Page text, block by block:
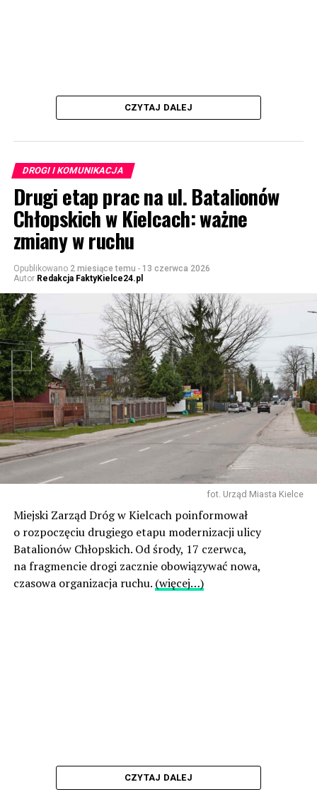
CZYTAJ DALEJ
DROGI I KOMUNIKACJA
Drugi etap prac na ul. Batalionów
Chłopskich w Kielcach: ważne
zmiany w ruchu
Opublikowano 2 miesiące temu - 13 czerwca 2026
Autor Redakcja FaktyKielce24.pl
fot. Urząd Miasta Kielce
Miejski Zarząd Dróg w Kielcach poinformował
o rozpoczęciu drugiego etapu modernizacji ulicy
Batalionów Chłopskich. Od środy, 17 czerwca,
na fragmencie drogi zacznie obowiązywać nowa,
czasowa organizacja ruchu. (więcej…)
CZYTAJ DALEJ